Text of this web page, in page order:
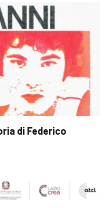
di Federico